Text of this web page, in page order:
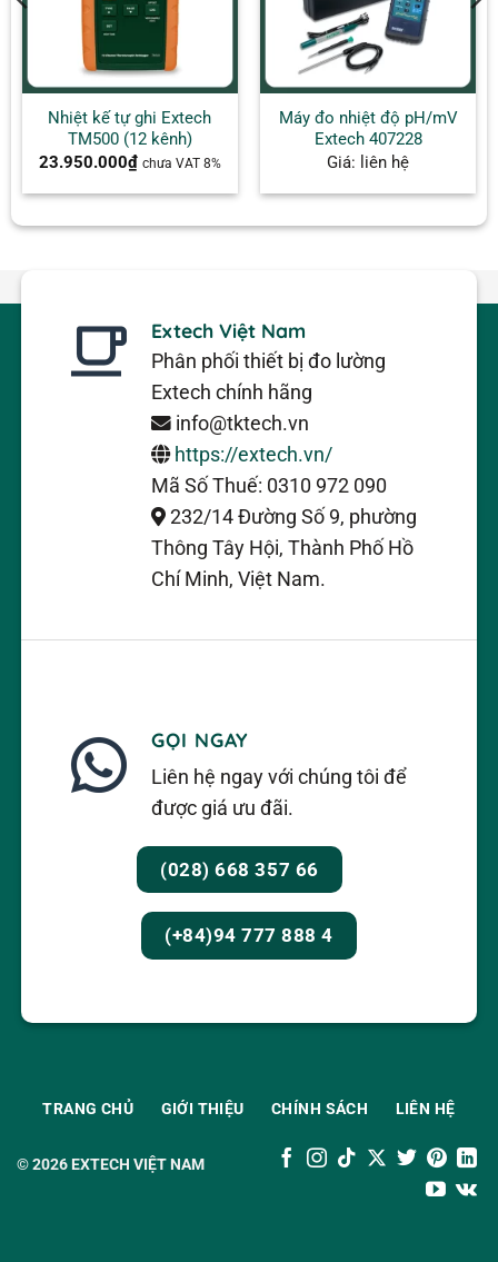
Nhiệt kế tự ghi Extech
TM500 (12 kênh)
23.950.000₫ chưa VAT 8%
Máy đo nhiệt độ pH/mV
Extech 407228
Giá: liên hệ
Extech Việt Nam
Phân phối thiết bị đo lường
Extech chính hãng
info@tktech.vn
https://extech.vn/
Mã Số Thuế: 0310 972 090
232/14 Đường Số 9, phường
Thông Tây Hội, Thành Phố Hồ
Chí Minh, Việt Nam.
GỌI NGAY
Liên hệ ngay với chúng tôi để
được giá ưu đãi.
(028) 668 357 66
(+84)94 777 888 4
© 2026EXTECH VIỆT NAM
TRANG CHỦ GIỚI THIỆU CHÍNH SÁCH LIÊN HỆ